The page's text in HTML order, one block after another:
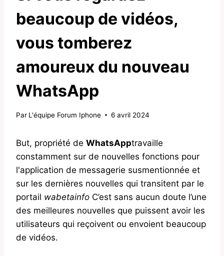
beaucoup de vidéos,
vous tomberez
amoureux du nouveau
WhatsApp
Par L'équipe Forum Iphone 6 avril 2024
But, propriété de WhatsApptravaille
constamment sur de nouvelles fonctions pour
l'application de messagerie susmentionnée et
sur les dernières nouvelles qui transitent par le
portail wabetainfo C’est sans aucun doute l’une
des meilleures nouvelles que puissent avoir les
utilisateurs qui reçoivent ou envoient beaucoup
de vidéos.